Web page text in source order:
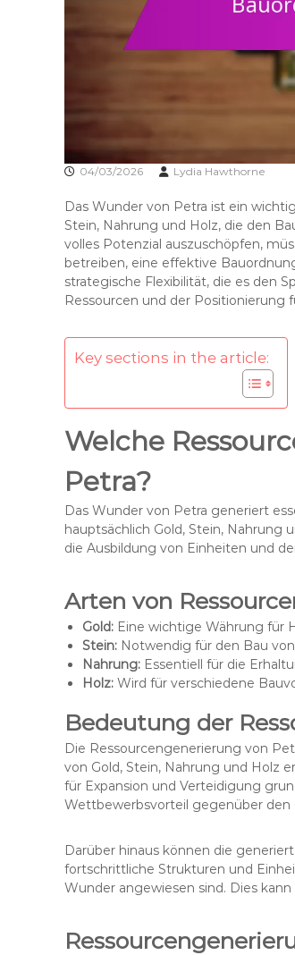
04/03/2026 Lydia Hawthorne
Das Wunder von Petra ist ein
Stein, Nahrung und Holz, die den
volles Potenzial auszuschöpfen,
betreiben, eine effektive
strategische Flexibilität, die es den
Ressourcen und der Positionierung
Key sections in the article:
Welche
Petra?
Das Wunder von Petra generiert
hauptsächlich Gold, Stein, Nahrung
die Ausbildung von Einheiten und
Arten von
Gold: Eine wichtige Währung für
Stein: Notwendig für den Bau
Nahrung: Essentiell für die
Holz: Wird für verschiedene
Bedeutung der
Die Ressourcengenerierung von
von Gold, Stein, Nahrung und Holz
für Expansion und Verteidigung
Wettbewerbsvorteil gegenüber den
Darüber hinaus können die
fortschrittliche Strukturen und
Wunder angewiesen sind. Dies